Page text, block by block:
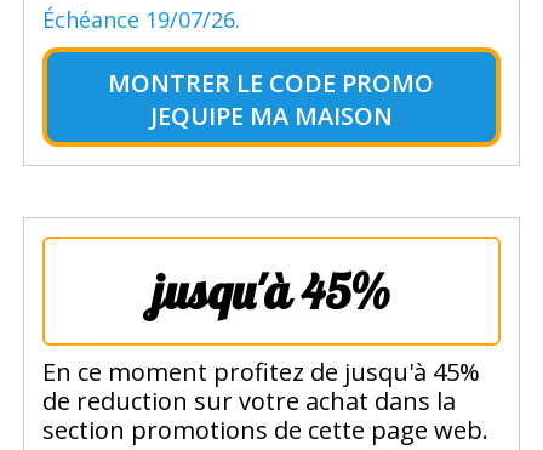
Échéance 19/07/26.
MONTRER LE CODE PROMO
JEQUIPE MA MAISON
jusqu'à 45%
En ce moment profitez de jusqu'à 45%
de reduction sur votre achat dans la
section promotions de cette page web.